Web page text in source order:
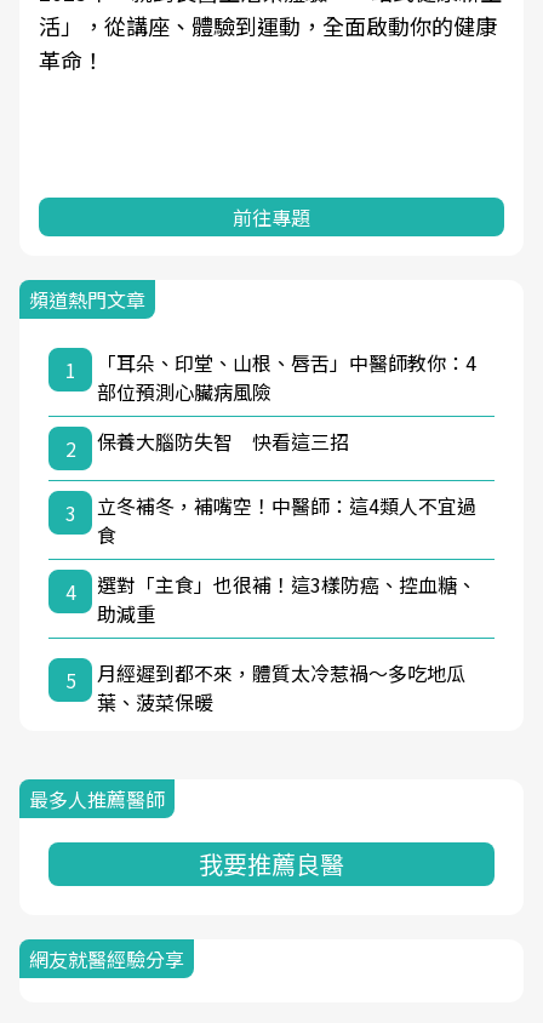
活」，從講座、體驗到運動，全面啟動你的健康
革命！
前往專題
頻道熱門文章
1
「耳朵、印堂、山根、唇舌」中醫師教你：4
部位預測心臟病風險
2
保養大腦防失智 快看這三招
3
立冬補冬，補嘴空！中醫師：這4類人不宜過
食
4
選對「主食」也很補！這3樣防癌、控血糖、
助減重
5
月經遲到都不來，體質太冷惹禍〜多吃地瓜
葉、菠菜保暖
最多人推薦醫師
我要推薦良醫
網友就醫經驗分享